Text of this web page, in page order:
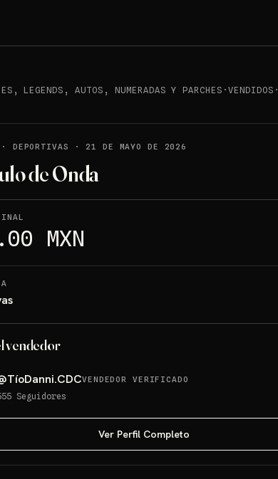
LEGENDS, AUTOS, NUMERADAS Y PARCHES ·VENDIDOS ·
· DEPORTIVAS ·21 DE MAYO DE 2026
de Onda
MXN
vendedor
TíoDanni.CDCVENDEDOR VERIFICADO
Seguidores
Ver Perfil Completo